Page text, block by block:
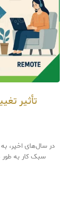
تأثیر
در سال‌های اخیر،
سبک کار به طور